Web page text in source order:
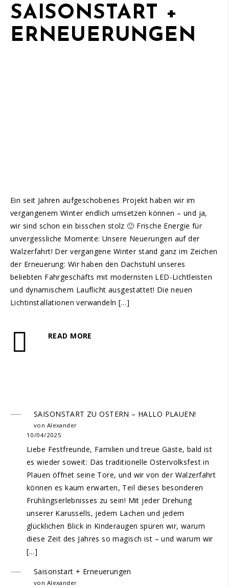
SAISONSTART +
ERNEUERUNGEN
Ein seit Jahren aufgeschobenes Projekt haben wir im
vergangenem Winter endlich umsetzen können – und ja,
wir sind schon ein bisschen stolz 🙂 Frische Energie für
unvergessliche Momente: Unsere Neuerungen auf der
Walzerfahrt! Der vergangene Winter stand ganz im Zeichen
der Erneuerung: Wir haben den Dachstuhl unseres
beliebten Fahrgeschäfts mit modernsten LED-Lichtleisten
und dynamischem Lauflicht ausgestattet! Die neuen
Lichtinstallationen verwandeln […]
READ MORE
SAISONSTART ZU OSTERN – HALLO PLAUEN!
von Alexander
10/04/2025
Liebe Festfreunde, Familien und treue Gäste, bald ist
es wieder soweit: Das traditionelle Ostervolksfest in
Plauen öffnet seine Tore, und wir von der Walzerfahrt
können es kaum erwarten, Teil dieses besonderen
Frühlingserlebnisses zu sein! Mit jeder Drehung
unserer Karussells, jedem Lachen und jedem
glücklichen Blick in Kinderaugen spüren wir, warum
diese Zeit des Jahres so magisch ist – und warum wir
[…]
Saisonstart + Erneuerungen
von Alexander